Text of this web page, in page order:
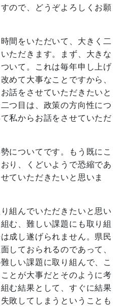
ので、どうぞよろしくお願
間をいただいて、大きく二
ただきます。まず、大きな
いて。これは毎年申し上げ
めて大事なことですから、
話をさせていただきたいと
つ目は、政策の方向性につ
私からお話をさせていただ
についてです。もう既にこ
り、くどいようで恐縮であ
ていただきたいと思いま
組んでいただきたいと思い
む、難しい課題にも取り組
成し遂げられません。県民
しておられるのであって、
しい課題に取り組んで、こ
とが大事だとそのように考
む結果として、すぐに結果
敗してしまうということも